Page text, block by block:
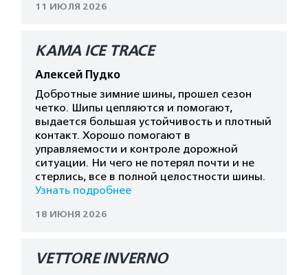
11 ИЮЛЯ 2026
КАМА ICE TRACE
Алексей Пудко
Добротные зимние шины, прошел сезон
четко. Шипы цепляются и помогают,
выдается большая устойчивость и плотный
контакт. Хорошо помогают в
управляемости и контроле дорожной
ситуации. Ни чего не потерял почти и не
стерлись, все в полной целостности шины.
Узнать подробнее
18 ИЮНЯ 2026
VETTORE INVERNO